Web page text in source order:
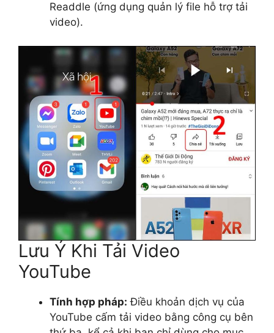
Readdle (ứng dụng quản lý file hỗ trợ tải
video).
Lưu Ý Khi Tải Video
YouTube
Tính hợp pháp: Điều khoản dịch vụ của
YouTube cấm tải video bằng công cụ bên